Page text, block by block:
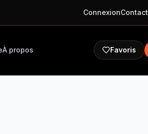
ConnexionContact
À propos Favoris